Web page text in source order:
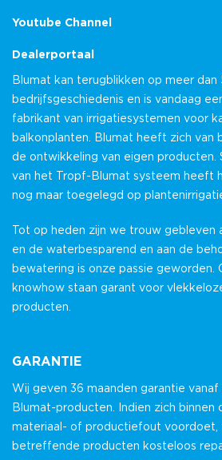
Youtube Channel
Dealerportaal
Blumat kan terugblikken op meer dan
bedrijfsgeschiedenis en is vandaag
fabrikant van irrigatiesystemen voor
balkonplanten. Blumat heeft zich van
de ontwikkeling van eigen producten.
van het Tropf-Blumat systeem heeft
nog maar toegelegd op
Tot op heden zijn we trouw gebleven
en de waterbesparend en aan de
bewatering is onze passie geworden.
knowhow staan garant voor
producten.
GARANTIE
Wij geven 36 maanden garantie
Blumat-producten. Indien zich binnen
materiaal- of productiefout voordoet,
betreffende producten kosteloos